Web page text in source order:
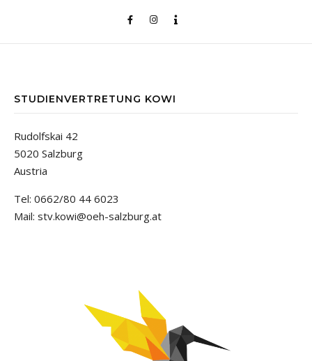
STUDIENVERTRETUNG KOWI
Rudolfskai 42
5020 Salzburg
Austria
Tel: 0662/80 44 6023
Mail: stv.kowi@oeh-salzburg.at